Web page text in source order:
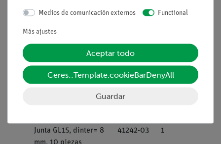
para termómetro
electrónico, 3 l, 230 V
Varilla para agitador
magnético, cilíndrica,
46299-02 2
Junta GL15, dinter= 8
41242-03 1
Medios de comunicación externos Functional
Más ajustes
Aceptar todo
Ceres::Template.cookieBarDenyAll
Guardar